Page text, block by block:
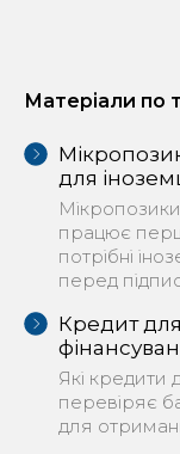
Матеріали по
для
працює
потрібні
перед
Кредит
Які кредити
перевіряє
для